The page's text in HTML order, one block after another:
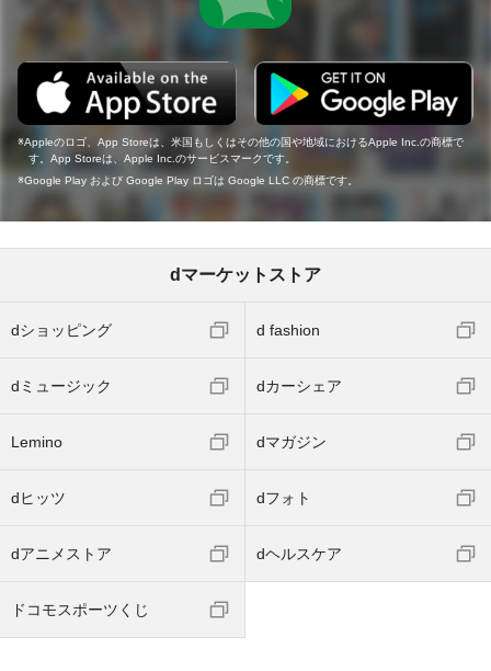
Appleのロゴ、App Storeは、米国もしくはその他の国や地域におけるApple Inc.の商標で
す。App Storeは、Apple Inc.のサービスマークです。
Google Play および Google Play ロゴは Google LLC の商標です。
dマーケットストア
dショッピング d fashion
dミュージック dカーシェア
Lemino dマガジン
dヒッツ dフォト
dアニメストア dヘルスケア
ドコモスポーツくじ